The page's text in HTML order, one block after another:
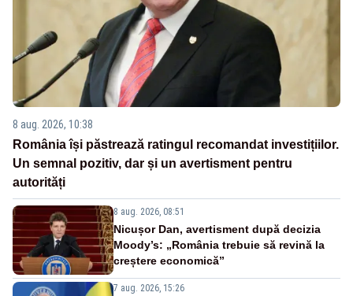
8 aug. 2026, 10:38
România își păstrează ratingul recomandat investițiilor.
Un semnal pozitiv, dar și un avertisment pentru
autorități
8 aug. 2026, 08:51
Nicușor Dan, avertisment după decizia
Moody’s: „România trebuie să revină la
creștere economică”
7 aug. 2026, 15:26